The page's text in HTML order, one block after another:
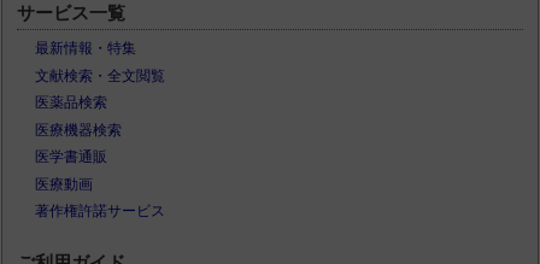
サービス一覧
最新情報・特集
文献検索・全文閲覧
医薬品検索
医療機器検索
医学書通販
医療動画
著作権許諾サービス